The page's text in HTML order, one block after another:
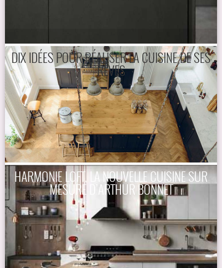
DIX IDÉES POUR RÉALISER LA CUISINE DE SES
RÊVES
HARMONIE LOFT, LA NOUVELLE CUISINE SUR
MESURE D’ARTHUR BONNET